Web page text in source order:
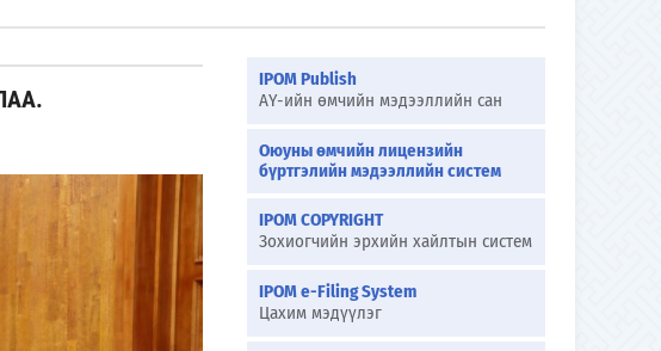
IPOM Publish
АҮ-ийн өмчийн мэдээллийн сан
Оюуны өмчийн лицензийн
бүртгэлийн мэдээллийн систем
IPOM COPYRIGHT
Зохиогчийн эрхийн хайлтын систем
IPOM e-Filing System
Цахим мэдүүлэг